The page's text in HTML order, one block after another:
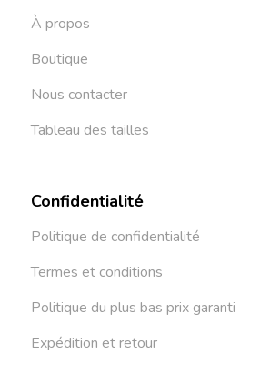
À propos
Boutique
Nous contacter
Tableau des tailles
Confidentialité
Politique de confidentialité
Termes et conditions
Politique du plus bas prix garanti
Expédition et retour